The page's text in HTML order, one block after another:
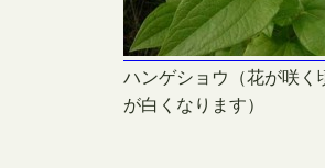
ハンゲショウ（花が咲く
が白くなります）